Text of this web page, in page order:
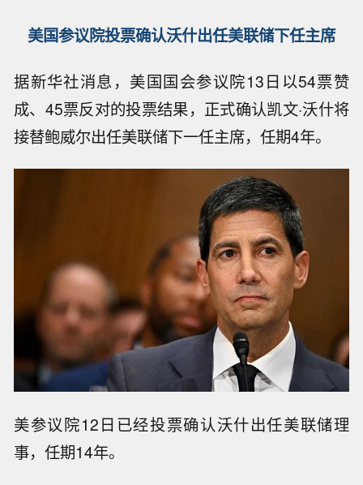
美国参议院投票确认沃什出任美联储下任主席
据新华社消息，美国国会参议院13日以54票赞
成、45票反对的投票结果，正式确认凯文·沃什将
接替鲍威尔出任美联储下一任主席，任期4年。
美参议院12日已经投票确认沃什出任美联储理
事，任期14年。